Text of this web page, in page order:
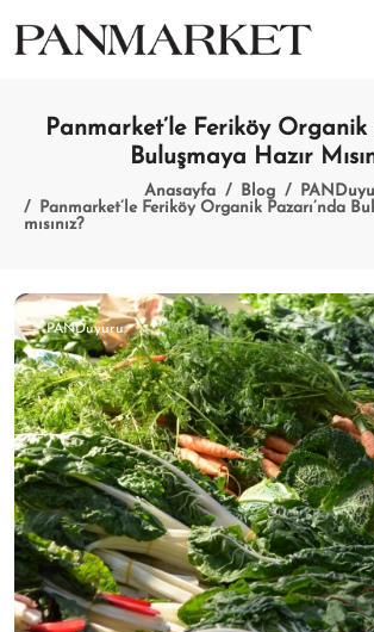
Panmarket’le Feriköy Organik
Buluşmaya Hazır
Anasayfa Blog
Panmarket’le Feriköy Organik Pazarı’nda
mısınız?
PANDuyuru